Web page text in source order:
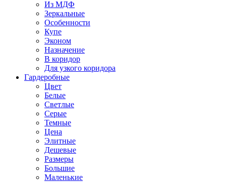
Из МДФ
Зеркальные
Особенности
Купе
Эконом
Назначение
В коридор
Для узкого коридора
Гардеробные
Цвет
Белые
Светлые
Серые
Темные
Цена
Элитные
Дешевые
Размеры
Большие
Маленькие